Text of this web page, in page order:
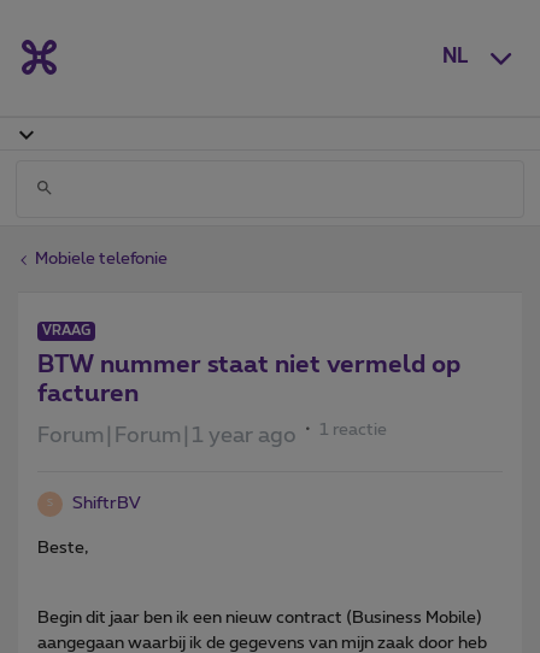
NL
Mobiele telefonie
VRAAG
BTW nummer staat niet vermeld op
facturen
Forum|Forum|1 year ago 1 reactie
S ShiftrBV
Beste,
Begin dit jaar ben ik een nieuw contract (Business Mobile)
aangegaan waarbij ik de gegevens van mijn zaak door heb